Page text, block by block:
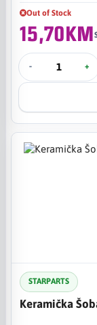
Out of Stock
15,70KM
- +
STARPARTS
Keramička